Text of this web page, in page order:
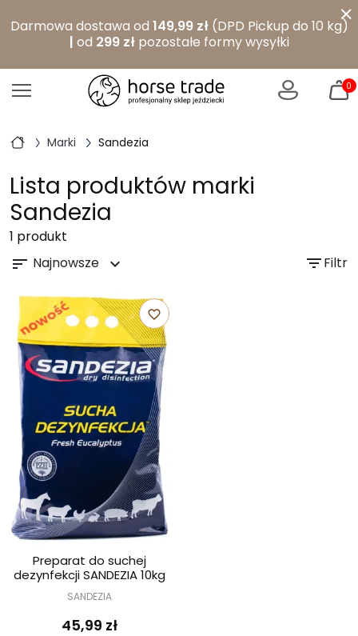
Darmowa dostawa od 149,99 zł(DPD Pickup do 10 kg)
| od 299 złpozostałe formy wysyłki
×
0
Marki Sandezia
Lista produktów marki
Sandezia
1 produkt
sort Najnowsze expand_more filter_listFiltr
favorite_border
Preparat do suchej
dezynfekcji SANDEZIA 10kg
SANDEZIA
45,99 zł